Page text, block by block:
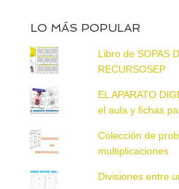
LO MÁS POPULAR
Libro de SOPAS
RECURSOSEP
EL APARATO
el aula y fichas
Colección de
multiplicaciones
Divisiones entre